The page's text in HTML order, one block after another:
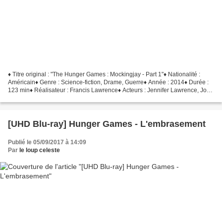
♦ Titre original : "The Hunger Games : Mockingjay - Part 1"♦ Nationalité :
Américain♦ Genre : Science-fiction, Drame, Guerre♦ Année : 2014♦ Durée :
123 min♦ Réalisateur : Francis Lawrence♦ Acteurs : Jennifer Lawrence, Josh
[UHD Blu-ray] Hunger Games - L'embrasement
Publié le 05/09/2017 à 14:09
Par le loup celeste